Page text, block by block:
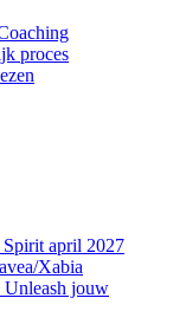
proces
Spirit april 2027
Xabia
Unleash jouw